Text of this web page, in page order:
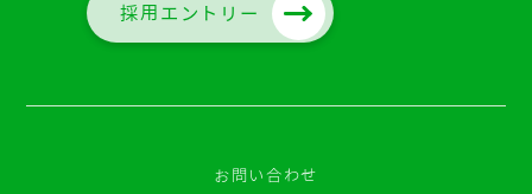
採用エントリー
お問い合わせ